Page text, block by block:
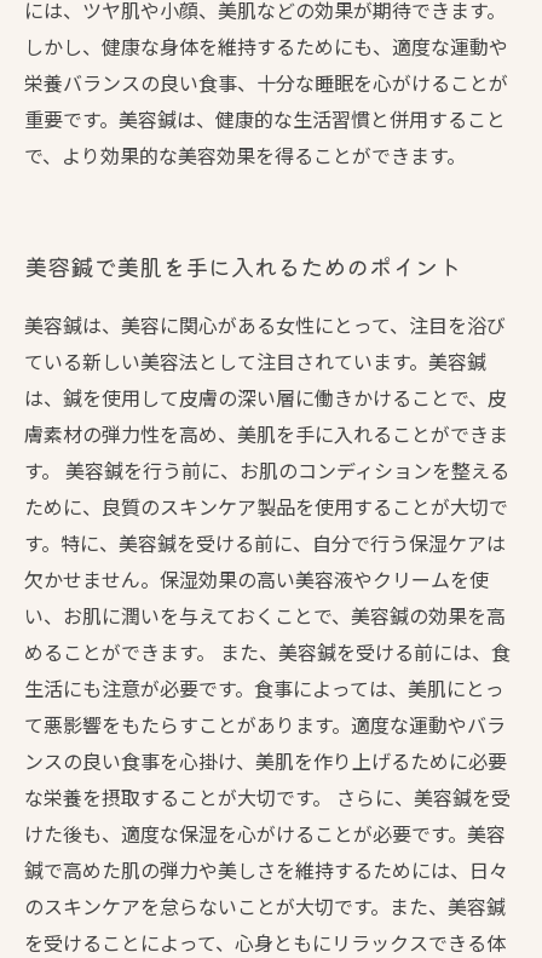
には、ツヤ肌や小顔、美肌などの効果が期待できます。
しかし、健康な身体を維持するためにも、適度な運動や
栄養バランスの良い食事、十分な睡眠を心がけることが
重要です。美容鍼は、健康的な生活習慣と併用すること
で、より効果的な美容効果を得ることができます。
美容鍼で美肌を手に入れるためのポイント
美容鍼は、美容に関心がある女性にとって、注目を浴び
ている新しい美容法として注目されています。美容鍼
は、鍼を使用して皮膚の深い層に働きかけることで、皮
膚素材の弾力性を高め、美肌を手に入れることができま
す。 美容鍼を行う前に、お肌のコンディションを整える
ために、良質のスキンケア製品を使用することが大切で
す。特に、美容鍼を受ける前に、自分で行う保湿ケアは
欠かせません。保湿効果の高い美容液やクリームを使
い、お肌に潤いを与えておくことで、美容鍼の効果を高
めることができます。 また、美容鍼を受ける前には、食
生活にも注意が必要です。食事によっては、美肌にとっ
て悪影響をもたらすことがあります。適度な運動やバラ
ンスの良い食事を心掛け、美肌を作り上げるために必要
な栄養を摂取することが大切です。 さらに、美容鍼を受
けた後も、適度な保湿を心がけることが必要です。美容
鍼で高めた肌の弾力や美しさを維持するためには、日々
のスキンケアを怠らないことが大切です。また、美容鍼
を受けることによって、心身ともにリラックスできる体